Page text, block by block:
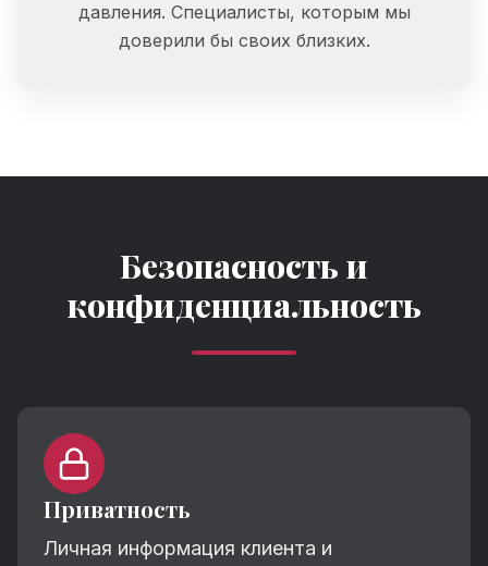
давления. Специалисты, которым мы
доверили бы своих близких.
Безопасность и
конфиденциальность
Приватность
Личная информация клиента и